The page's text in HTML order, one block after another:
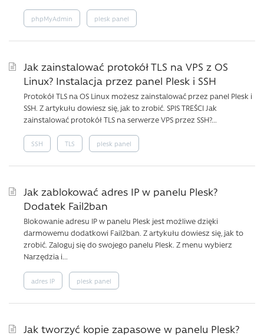
phpMyAdmin plesk panel
Jak zainstalować protokół TLS na VPS z OS
Linux? Instalacja przez panel Plesk i SSH
Protokół TLS na OS Linux możesz zainstalować przez panel Plesk i
SSH. Z artykułu dowiesz się, jak to zrobić. SPIS TREŚCI Jak
zainstalować protokół TLS na serwerze VPS przez SSH?...
SSH TLS plesk panel
Jak zablokować adres IP w panelu Plesk?
Dodatek Fail2ban
Blokowanie adresu IP w panelu Plesk jest możliwe dzięki
darmowemu dodatkowi Fail2ban. Z artykułu dowiesz się, jak to
zrobić. Zaloguj się do swojego panelu Plesk. Z menu wybierz
Narzędzia i...
adres IP plesk panel
Jak tworzyć kopie zapasowe w panelu Plesk?